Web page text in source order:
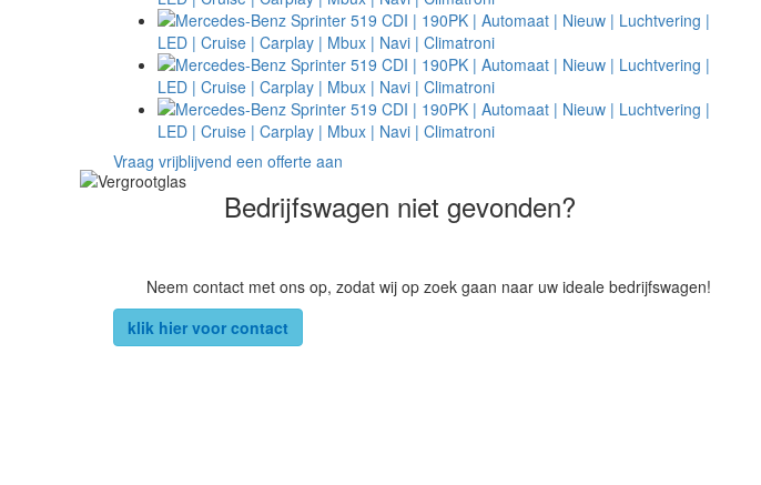
Vraag vrijblijvend een offerte aan
Bedrijfswagen niet gevonden?
Neem contact met ons op, zodat wij op zoek gaan naar uw ideale bedrijfswagen!
klik hier voor contact